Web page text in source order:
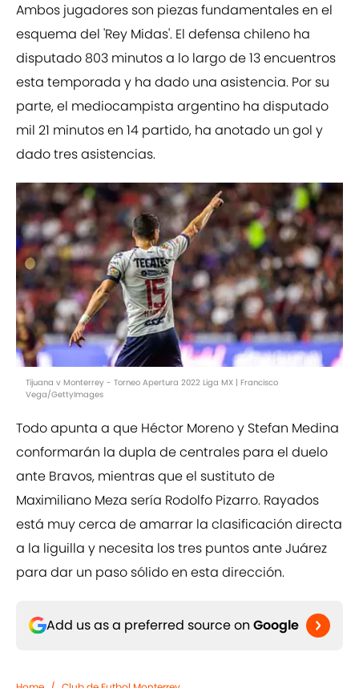
Ambos jugadores son piezas fundamentales en el
esquema del 'Rey Midas'. El defensa chileno ha
disputado 803 minutos a lo largo de 13 encuentros
esta temporada y ha dado una asistencia. Por su
parte, el mediocampista argentino ha disputado
mil 21 minutos en 14 partido, ha anotado un gol y
dado tres asistencias.
Tijuana v Monterrey - Torneo Apertura 2022 Liga MX | Francisco
Vega/GettyImages
Todo apunta a que Héctor Moreno y Stefan Medina
conformarán la dupla de centrales para el duelo
ante Bravos, mientras que el sustituto de
Maximiliano Meza sería Rodolfo Pizarro. Rayados
está muy cerca de amarrar la clasificación directa
a la liguilla y necesita los tres puntos ante Juárez
para dar un paso sólido en esta dirección.
Add us as a preferred source on Google